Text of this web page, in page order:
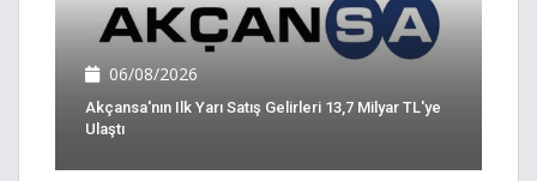
06/08/2026
Akçansa'nın Ilk Yarı Satış Gelirleri 13,7 Milyar TL'ye
Ulaştı